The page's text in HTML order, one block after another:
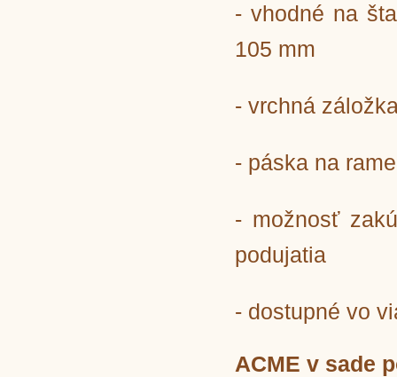
- vhodné na
105 mm
- vrchná
- páska na
- možnosť
podujatia
- dostupné vo
ACME v sade